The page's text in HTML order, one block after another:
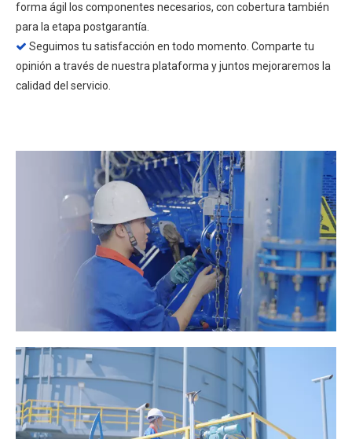
forma ágil los componentes necesarios, con cobertura también
para la etapa postgarantía.
 Seguimos tu satisfacción en todo momento. Comparte tu
opinión a través de nuestra plataforma y juntos mejoraremos la
calidad del servicio.